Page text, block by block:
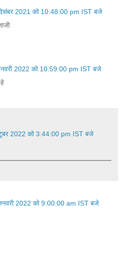
दिसंबर 2021 को 10:48:00 pm IST बजे
2022 को 10:59:00 pm IST बजे
2022 को 3:44:00 pm IST बजे
2022 को 9:00:00 am IST बजे